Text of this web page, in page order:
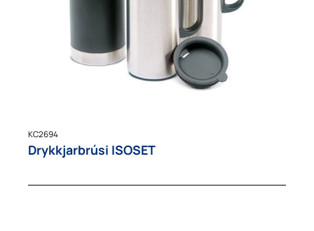
KC2694
Drykkjarbrúsi ISOSET